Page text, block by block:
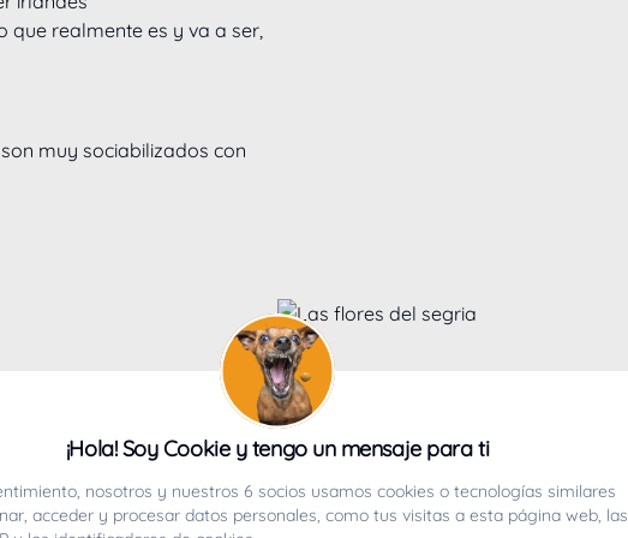
que realmente es y va a ser,
muy sociabilizados con
¡Hola! Soy Cookie y tengo un mensaje para ti
nosotros y nuestros 6 socios usamos cookies o tecnologías similares
acceder y procesar datos personales, como tus visitas a esta página web, las